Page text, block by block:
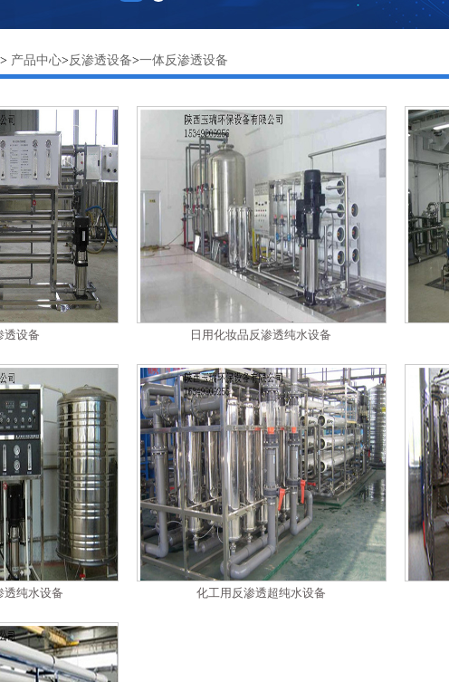
> 产品中心>反渗透设备>一体反渗透设备
透设备 日用化妆品反渗透纯水设备
透纯水设备 化工用反渗透超纯水设备